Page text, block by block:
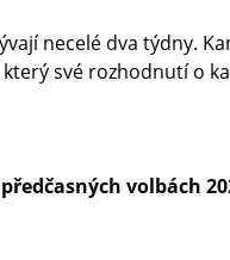
necelé dva týdny.
své rozhodnutí o
volbách